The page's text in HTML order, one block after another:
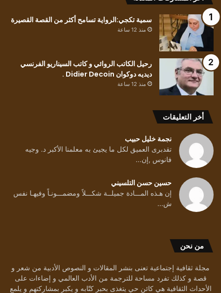
سمية تكجي:الرواية تسامح أكثر من القصة القصيرة
منذ 12 ساعة
رحيل الكاتب الروائي و كاتب السيناريو الفرنسي
ديديه دوكوان Didier Decoin .
منذ 12 ساعة
أخر التعليقات
نجمة خليل حبيب
تقدبرى العميق لكل ما يجيئ به معلمنا الأكبر د. وجيه
فانوس ,إن...
حسين حسن التلسيني
إن هـذه المـــادة جميلــة شكـــلاً ومضمـــونـاً وفيهـا نفس
ش...
من نحن
مجلة ثقافية إجتماعية تعنى بنشر المقالات و النصوص الأدبية من شعر و
قصة و كذلك تفرد مساحة للترجمة من الأدب العالمي و إضاءات على
الأحداث الثقافية هي كائن حي يتغذى بحبر كتّابه و يكبر بمشاركتهم و يلمع